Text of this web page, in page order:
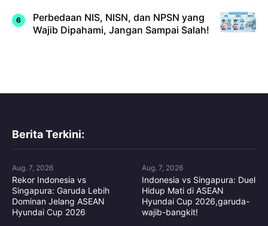
Perbedaan NIS, NISN, dan NPSN yang
Wajib Dipahami, Jangan Sampai Salah!
Berita Terkini:
Aug. 7, 2026
Rekor Indonesia vs
Singapura: Garuda Lebih
Dominan Jelang ASEAN
Hyundai Cup 2026
Aug. 7, 2026
Indonesia vs Singapura: Duel
Hidup Mati di ASEAN
Hyundai Cup 2026,garuda-
wajib-bangkit!